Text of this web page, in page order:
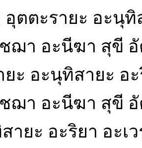
อุตตะรายะ อะนุทิ
ฌา อะนีฆา สุขี อั
ะ อะนุทิสายะ อะ
ฌา อะนีฆา สุขี อั
ายะ อะริยา อะ